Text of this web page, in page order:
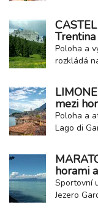
Vyrábí se
jeho
Dolomit.
Trentina
Poloha a význam Castel
rozkládá
celého
Trentinu a
mezi
Poloha a atmosféra Na
Lago di
skal,
hladinou
domky a
horami
Sportovní
Jezero